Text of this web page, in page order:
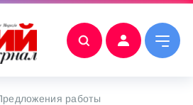
работы